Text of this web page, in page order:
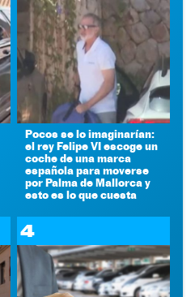
Pocos se lo imaginarían:
el rey Felipe VI escoge un
coche de una marca
española para moverse
por Palma de Mallorca y
esto es lo que cuesta
4